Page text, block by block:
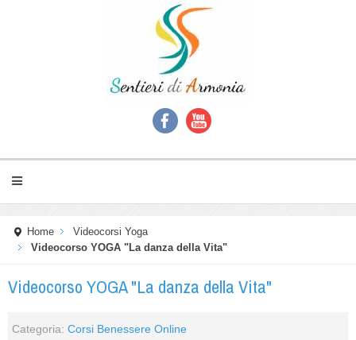
Home
Videocorsi Yoga
Videocorso YOGA "La danza della Vita"
Videocorso YOGA "La danza della Vita"
Categoria: Corsi Benessere Online